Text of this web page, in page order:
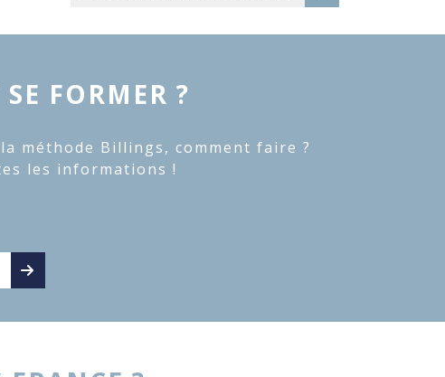
FORMER ?
méthode Billings, comment faire ?
les informations !